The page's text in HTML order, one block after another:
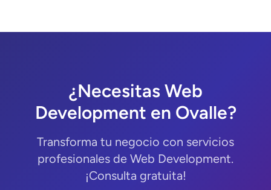
¿Necesitas Web
Development en Ovalle?
Transforma tu negocio con servicios
profesionales de Web Development.
¡Consulta gratuita!